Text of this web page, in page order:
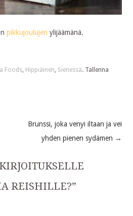
pikkujoulujen ylijäämänä.
Foods, Hippiäinen, Sienessä. Tallenna
Brunssi, joka venyi iltaan ja vei
yhden pienen sydämen →
REISHILLE?”